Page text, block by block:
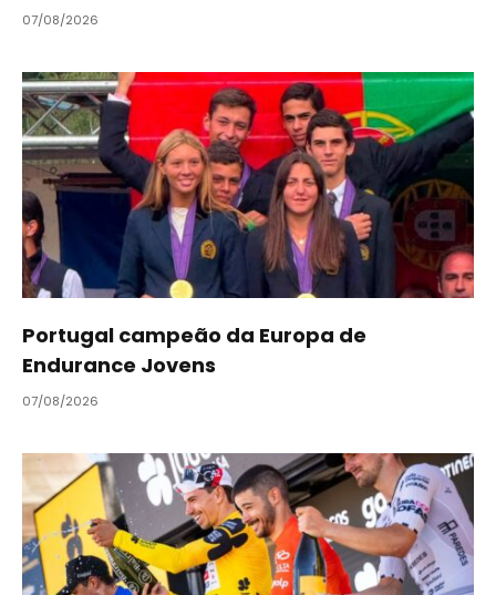
07/08/2026
Portugal campeão da Europa de
Endurance Jovens
07/08/2026